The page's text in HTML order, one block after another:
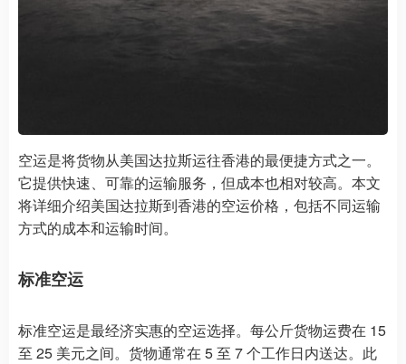
空运是将货物从美国达拉斯运往香港的最便捷方式之一。
它提供快速、可靠的运输服务，但成本也相对较高。本文
将详细介绍美国达拉斯到香港的空运价格，包括不同运输
方式的成本和运输时间。
标准空运
标准空运是最经济实惠的空运选择。每公斤货物运费在 15
至 25 美元之间。货物通常在 5 至 7 个工作日内送达。此